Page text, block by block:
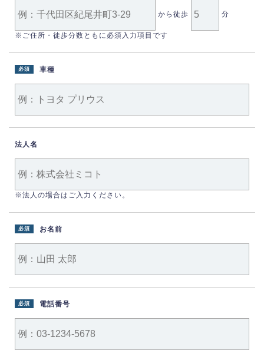
から徒歩 分
※ご住所・徒歩分数ともに必須入力項目です
車種
必須
法人名
※法人の場合はご入力ください。
お名前
必須
電話番号
必須